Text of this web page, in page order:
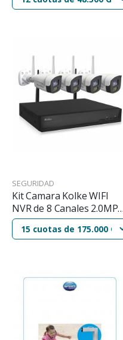
SEGURIDAD
Kit Camara Kolke WIFI
NVR de 8 Canales 2.0MP
Full HD ColorVu KUK-601
4PCS